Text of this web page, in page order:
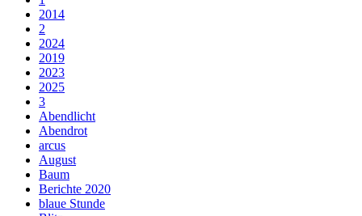
2014
2
2024
2019
2023
2025
3
Abendlicht
Abendrot
arcus
August
Baum
Berichte 2020
blaue Stunde